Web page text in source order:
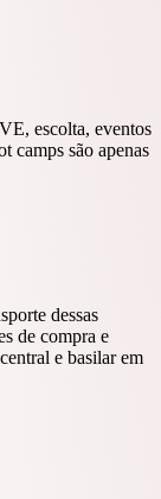
escolta, eventos
camps são apenas
dessas
de compra e
e basilar em